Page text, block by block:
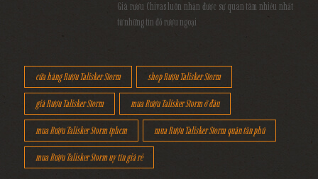
Giá rượu Chivas luôn nhận được sự quan tâm nhiều nhất
từ những tín đồ rượu ngoại
cửa hàng Rượu Talisker Storm shop Rượu Talisker Storm
giá Rượu Talisker Storm mua Rượu Talisker Storm ở đâu
mua Rượu Talisker Storm tphcm mua Rượu Talisker Storm quận tân phú
mua Rượu Talisker Storm uy tín giá rẻ